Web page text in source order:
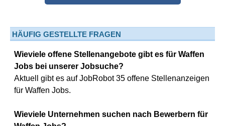
HÄUFIG GESTELLTE FRAGEN
Wieviele offene Stellenangebote gibt es für Waffen
Jobs bei unserer Jobsuche?
Aktuell gibt es auf JobRobot 35 offene Stellenanzeigen
für Waffen Jobs.
Wieviele Unternehmen suchen nach Bewerbern für